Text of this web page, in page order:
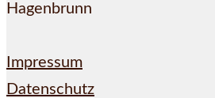
Hagenbrunn
Impressum
Datenschutz